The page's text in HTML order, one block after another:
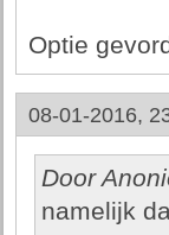
Optie
08-01-2016,
Door
namelijk